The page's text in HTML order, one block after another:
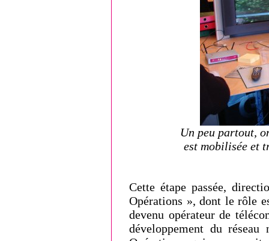
Un peu partout,
est mobilisée et
Cette étape passée,
Opérations », dont le rôle
devenu opérateur de
développement du